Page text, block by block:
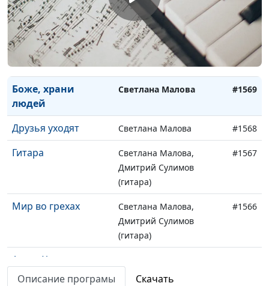
Твоя любовь Светлана Малова #1571
Иду вперед по
Божьему пути
Светлана Малова #1570
Боже, храни
людей
Светлана Малова #1569
Друзья уходят Светлана Малова #1568
Гитара
Светлана Малова,
Дмитрий Сулимов
(гитара)
#1567
Мир во грехах
Светлана Малова,
Дмитрий Сулимов
(гитара)
#1566
Ангел-Хранитель
Малова
Описание програмы Скачать